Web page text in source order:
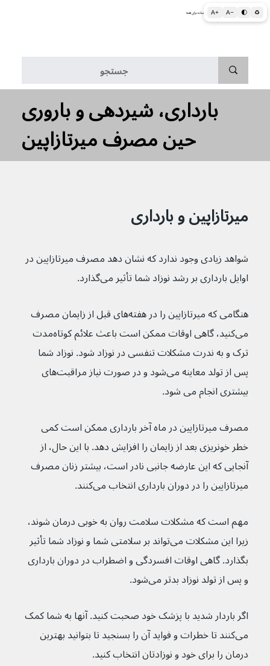
A+ A− 🌓 ♻ اطلاعات پزشکی و بهداشتی به زبان ساده برای همه
بارداری، شیردهی و باروری
حین مصرف میرتازاپین
میرتازاپین و بارداری
شواهد زیادی وجود ندارد که نشان دهد مصرف میرتازاپین در
اوایل بارداری بر رشد نوزاد شما تأثیر می‌گذارد.
هنگامی که میرتازاپین را در هفته‌های قبل از زایمان مصرف
می‌کنید، گاهی اوقات ممکن است باعث علائم کوتاه‌مدت
ترک و به ندرت مشکلات تنفسی در نوزاد شود. نوزاد شما
پس از تولد معاینه می‌شود و در صورت نیاز مراقبت‌های
بیشتری انجام می شود.
مصرف میرتازاپین در ماه آخر بارداری ممکن است کمی
خطر خونریزی بعد از زایمان را افزایش دهد. با این حال، از
آنجایی که این عارضه جانبی نادر است، بیشتر زنان مصرف
میرتازاپین را در دوران بارداری انتخاب می‌کنند.
مهم است که مشکلات سلامت روان به خوبی درمان شوند،
زیرا این مشکلات می‌تواند بر سلامتی شما و نوزاد شما تأثیر
بگذارد. گاهی اوقات افسردگی و اضطراب در دوران بارداری
و پس از تولد نوزاد بدتر می‌شود.
اگر باردار شدید با پزشک خود صحبت کنید. آنها به شما کمک
می‌کنند تا خطرات و فواید آن را بسنجید تا بتوانید بهترین
درمان را برای خود و نوزادتان انتخاب کنید.